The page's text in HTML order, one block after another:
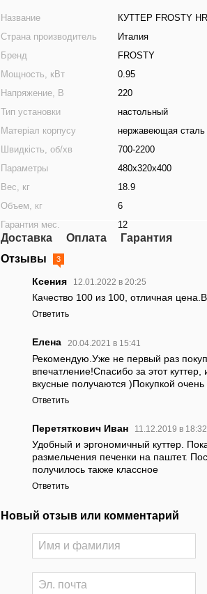
Название
КУТТЕР FROSTY
Страна производитель
Италия
Бренд
FROSTY
Мощность, кВт
0.95
Напряжение, В
220
Тип установки
настольный
Матеріал корпусу
нержавеющая сталь
Швидкість, об/хв
700-2200
Параметры
480х320х400
Вес, кг
18.9
Объем, кг
6
Гарантия мес.
12
Доставка Оплата
Гарантия
Отзывы
3
Ксения 12.01.2022 в 20:25
Качество 100 из 100, отличная
Ответить
Елена 20.04.2021 в 15:41
Рекомендую.Уже не первый раз
впечатление!Спасибо за этот
вкусные получаются )Покупкой
Ответить
Перетяткович Иван 11.12.2019 в 18:32
Удобный и эргономичный куттер.
размельчения печенки на паштет.
получилось также классное
Ответить
Новый отзыв или комментарий